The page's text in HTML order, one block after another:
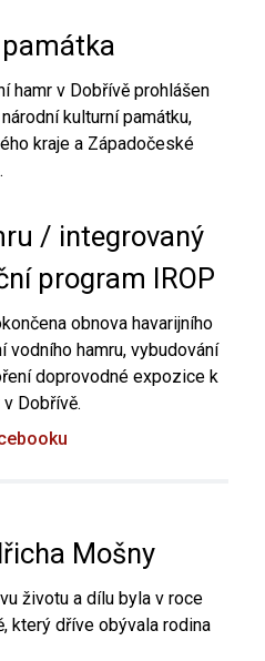
hamr v Dobřívě prohlášen
kulturní památku,
kraje a Západočeské
/ integrovaný
program IROP
obnova havarijního
vodního hamru, vybudování
doprovodné expozice k
Dobřívě.
Mošny
životu a dílu byla v roce
který dříve obývala rodina